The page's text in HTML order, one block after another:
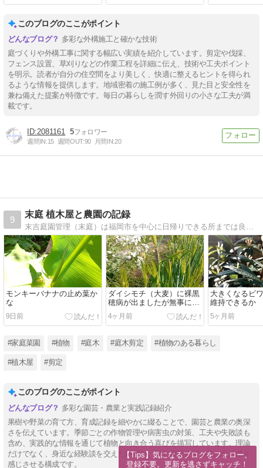
このブログのここがポイント
多彩な外構施工と確かな技術
庭づくりや外構工事に関する幅広い実績を紹介しています。剪定や伐採、
フェンス設置、草刈りなどの作業工程を詳細に伝え、技術や工夫ポイント
を明示。読者が自分の住空間をより美しく、快適に整えるヒントを得られ
るような情報を提供します。地域密着の施工例が多く、見た目と安全性を
兼ね備えた提案が特徴です。毎日の暮らしを潤す外回りの小さな工夫が満
載です。
2081161 5
週間IN:15 週間OUT:90 月間IN:20
9
末庭 植木屋と農園の記録
モンキーバナナの止め葉か
な
9日前
ダイシモチ（大麦）に裸黒
穂病が出ましたが無事に成
長しています
4ヶ月前
大きくなるビ
維持できるか
5ヶ月前
#家庭菜園 #植物 #庭木 #庭木剪定 #植物のある暮らし
#植木屋 #剪定
このブログのここがポイント
多彩な園芸・農業と実践記録紹介
果樹や野菜の育て方、育成記録を細やかに綴ることで、園芸と農業の奥深
さを伝えています。季節ごとの作物管理や病害虫の対策、工夫や失敗談も
含め、実践的な情報を通じて植物と向き合う喜びを描写しています。理論
だけでなく、身近な経験談を交えた内容が、同じ趣味を持つ方に親近感を
感じさせる構成です。
【Tips】気になるブログをフォロー。
登録不要。更新を逃さずキャッチ！